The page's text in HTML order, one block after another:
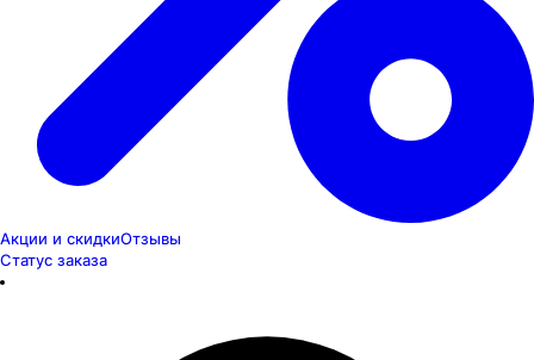
Акции и скидкиОтзывы
Статус заказа